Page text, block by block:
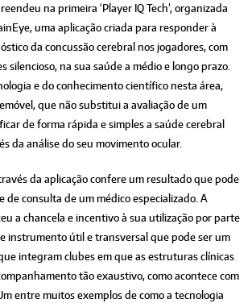
na primeira ‘Player IQ Tech’, organizada
uma aplicação criada para responder à
da concussão cerebral nos jogadores, com
silencioso, na sua saúde a médio e longo prazo.
e do conhecimento científico nesta área,
que não substitui a avaliação de um
de forma rápida e simples a saúde cerebral
da análise do seu movimento ocular.
da aplicação confere um resultado que pode
de consulta de um médico especializado. A
a chancela e incentivo à sua utilização por parte
instrumento útil e transversal que pode ser um
integram clubes em que as estruturas clínicas
tão exaustivo, como acontece com
entre muitos exemplos de como a tecnologia